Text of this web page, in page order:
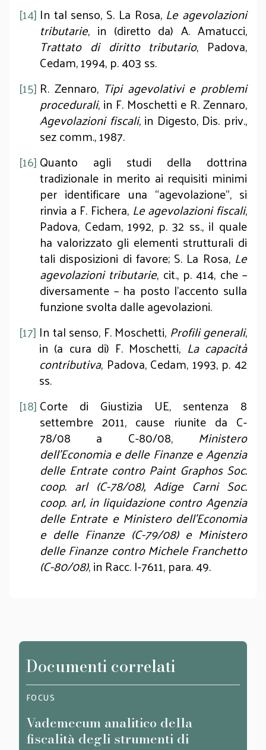
[14] In tal senso, S. La Rosa, Le agevolazioni
tributarie, in (diretto da) A. Amatucci,
Trattato di diritto tributario, Padova,
Cedam, 1994, p. 403 ss.
[15] R. Zennaro, Tipi agevolativi e problemi
procedurali, in F. Moschetti e R. Zennaro,
Agevolazioni fiscali, in Digesto, Dis. priv.,
sez comm., 1987.
[16]Quanto agli studi della dottrina
tradizionale in merito ai requisiti minimi
per identificare una “agevolazione”, si
rinvia a F. Fichera, Le agevolazioni fiscali,
Padova, Cedam, 1992, p. 32 ss., il quale
ha valorizzato gli elementi strutturali di
tali disposizioni di favore; S. La Rosa, Le
agevolazioni tributarie, cit., p. 414, che –
diversamente – ha posto l’accento sulla
funzione svolta dalle agevolazioni.
[17] In tal senso, F. Moschetti, Profili generali,
in (a cura di) F. Moschetti, La capacità
contributiva, Padova, Cedam, 1993, p. 42
ss.
[18]Corte di Giustizia UE, sentenza 8
settembre 2011, cause riunite da C-
78/08 a C-80/08, Ministero
dell’Economia e delle Finanze e Agenzia
delle Entrate contro Paint Graphos Soc.
coop. arl (C-78/08), Adige Carni Soc.
coop. arl, in liquidazione contro Agenzia
delle Entrate e Ministero dell’Economia
e delle Finanze (C-79/08) e Ministero
delle Finanze contro Michele Franchetto
(C-80/08), in Racc. I-7611, para. 49.
Documenti correlati
FOCUS
Vademecum analitico della
fiscalità degli strumenti di